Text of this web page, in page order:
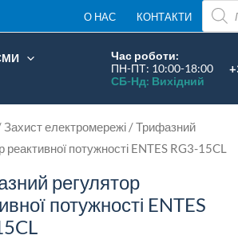
О НАС КОНТАКТИ
Час роботи:
ПН-ПТ: 10:00-18:00
СБ-Нд: Вихідний
Захист електромережі / Трифазний
реактивної потужності ENTES RG3-15CL
регулятор
потужності ENTES
ENTES